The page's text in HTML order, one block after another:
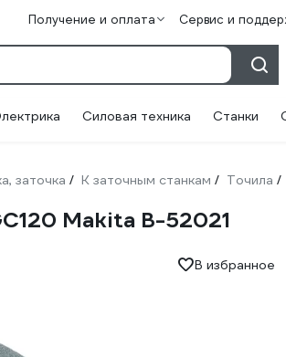
Получение и оплата Сервис и
Силовая техника Станки
заточка / К заточным станкам / Точила /
Makita B-52021
В избранное